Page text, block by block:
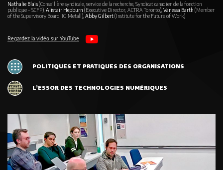
Nathalie Blais(Conseillère syndicale, service de la recherche, Syndicat canadien de la fonction
publique – SCFP), Alistair Hepburn (Executive Director, ACTRA Toronto), Vanessa Barth (Member
of the Supervisory Board, IG Metall), Abby Gilbert(Institute for the Future of Work)
Regardez la vidéo sur YouTube
POLITIQUES ET PRATIQUES DES ORGANISATIONS
L’ESSOR DES TECHNOLOGIES NUMÉRIQUES